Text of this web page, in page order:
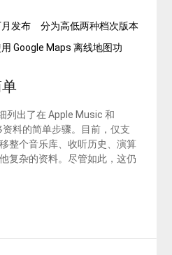
月发布 分为高低两种档次版本
Google Maps 离线地图功
列出了在 Apple Music 和
料的简单步骤。目前，仅支
整个音乐库、收听历史、演算
复杂的资料。尽管如此，这仍